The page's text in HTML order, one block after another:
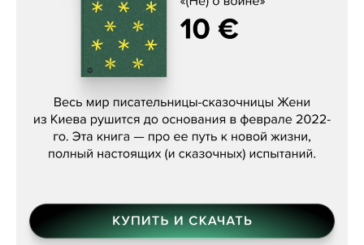
Женя Бережная, «(Не) о войне»